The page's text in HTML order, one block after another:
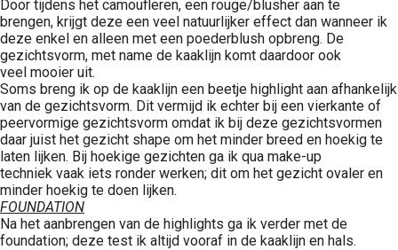
Door tijdens het camoufleren, een rouge/blusher aan te
brengen, krijgt deze een veel natuurlijker effect dan wanneer ik
deze enkel en alleen met een poederblush opbreng. De
gezichtsvorm, met name de kaaklijn komt daardoor ook
veel mooier uit.
Soms breng ik op de kaaklijn een beetje highlight aan afhankelijk
van de gezichtsvorm. Dit vermijd ik echter bij een vierkante of
peervormige gezichtsvorm omdat ik bij deze gezichtsvormen
daar juist het gezicht shape om het minder breed en hoekig te
laten lijken. Bij hoekige gezichten ga ik qua make-up
techniek vaak iets ronder werken; dit om het gezicht ovaler en
minder hoekig te doen lijken.
FOUNDATION
Na het aanbrengen van de highlights ga ik verder met de
foundation; deze test ik altijd vooraf in de kaaklijn en hals.